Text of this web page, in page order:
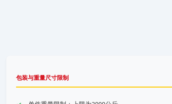
包装与重量尺寸限制